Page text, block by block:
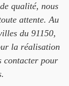
qualité, nous
attente. Au
du 91150,
la réalisation
contacter pour